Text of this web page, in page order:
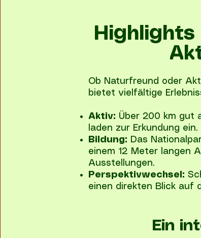
Ob Naturfreund oder
bietet vielfältige
Aktiv: Über 200 km gut
laden zur Erkundung ein.
Bildung: Das
einem 12 Meter langen
Ausstellungen.
Perspektivwechsel:
einen direkten Blick auf
Ein